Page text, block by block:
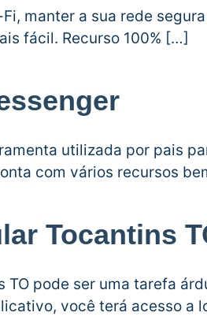
manter a sua rede
fácil. Recurso 100% […]
utilizada por pais
com vários recursos
Tocantins
TO pode ser uma tarefa
você terá acesso a